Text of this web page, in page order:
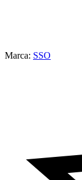
Marca: SSO